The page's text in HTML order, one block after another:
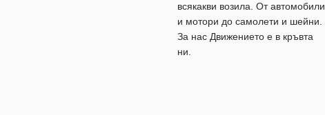
всякакви возила. От автомобили
и мотори до самолети и шейни.
За нас Движението е в кръвта
ни.